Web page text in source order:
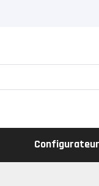
Configurateur